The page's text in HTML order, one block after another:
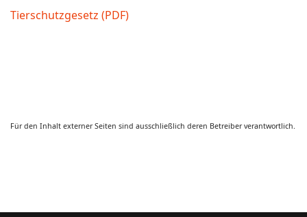
Tierschutzgesetz (PDF)
Für den Inhalt externer Seiten sind ausschließlich deren Betreiber verantwortlich.